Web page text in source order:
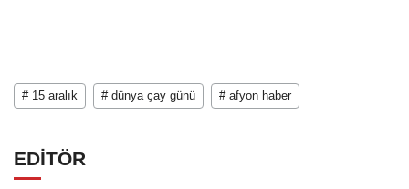
# 15 aralık # dünya çay günü # afyon haber
EDİTÖR